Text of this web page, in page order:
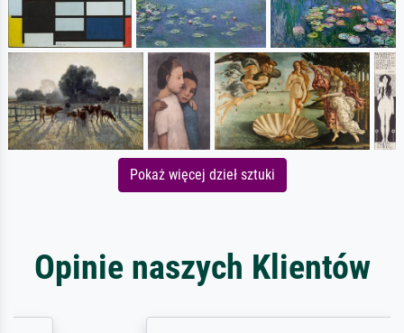
Pokaż więcej dzieł sztuki
Opinie naszych Klientów